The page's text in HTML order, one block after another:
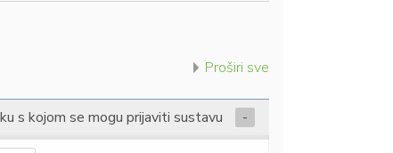
Proširi sve
s kojom se mogu prijaviti sustavu